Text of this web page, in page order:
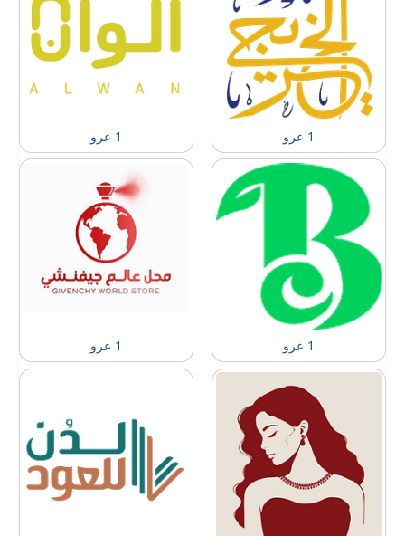
1 عرو 1 عرو
1 عرو 1 عرو